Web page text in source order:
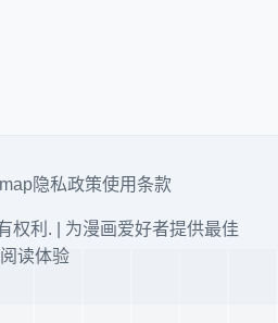
隐私政策使用条款
权利. | 为漫画爱好者提供最佳
阅读体验